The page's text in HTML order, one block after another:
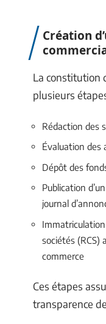
Création
La constitution
plusieurs
Rédaction des
Évaluation des
Dépôt des
Publication
journal
sociétés (RCS)
commerce
Ces étapes
transparence